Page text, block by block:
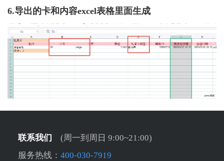
6.导出的卡和内容excel表格里面生成
联系我们
(周一到周日 9:00~21:00)
服务热线： 400-030-7919